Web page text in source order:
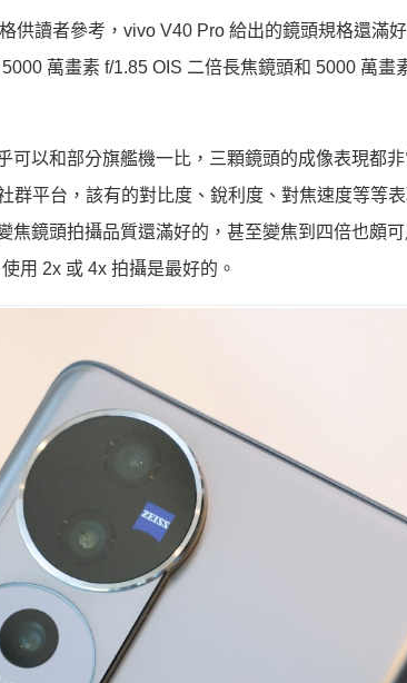
供讀者參考，vivo V40 Pro 給出的鏡頭規格還滿
萬畫素 f/1.85 OIS 二倍長焦鏡頭和 5000 萬畫
以和部分旗艦機一比，三顆鏡頭的成像表現都
群平台，該有的對比度、銳利度、對焦速度等等
鏡頭拍攝品質還滿好的，甚至變焦到四倍也頗
用 2x 或 4x 拍攝是最好的。